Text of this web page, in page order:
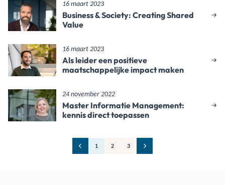
16 maart 2023
Business & Society: Creating Shared
Value
16 maart 2023
Als leider een positieve
maatschappelijke impact maken
24 november 2022
Master Informatie Management:
kennis direct toepassen
1 2 3